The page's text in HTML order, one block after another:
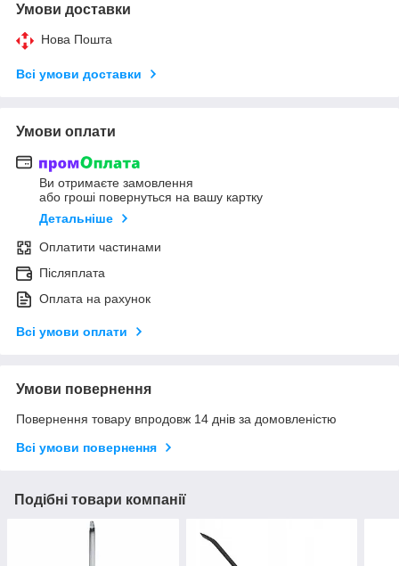
Умови доставки
Нова Пошта
Всі умови доставки
Умови оплати
Ви отримаєте замовлення
або гроші повернуться на вашу картку
Детальніше
Оплатити частинами
Післяплата
Оплата на рахунок
Всі умови оплати
Умови повернення
Повернення товару впродовж 14 днів за домовленістю
Всі умови повернення
Подібні товари компанії